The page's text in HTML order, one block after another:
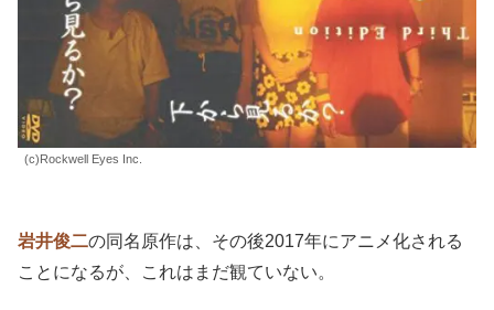
(c)Rockwell Eyes Inc.
岩井俊二の同名原作は、その後2017年にアニメ化される
ことになるが、これはまだ観ていない。